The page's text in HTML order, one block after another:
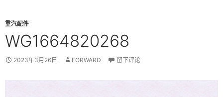
重汽配件
WG1664820268
2023年3月26日 FORWARD 留下评论